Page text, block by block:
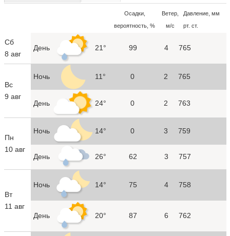
Осадки,
вероятность, %
Ветер,
м/с
Давление, мм
рт. ст.
Сб
8 авг
День 21° 99 4 765
Вс
9 авг
Ночь 11° 0 2 765
День 24° 0 2 763
Пн
10 авг
Ночь 14° 0 3 759
День 26° 62 3 757
Вт
11 авг
Ночь 14° 75 4 758
День 20° 87 6 762